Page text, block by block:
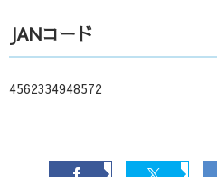
JANコード
4562334948572